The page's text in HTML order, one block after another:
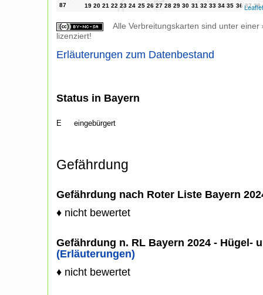
Leaflet
Alle Verbreitungskarten sind unter einer
lizenziert!
Erläuterungen zum Datenbestand
Status in Bayern
E eingebürgert
Gefährdung
Gefährdung nach Roter Liste Bayern
♦ nicht bewertet
Gefährdung n. RL Bayern 2024 - Hügel-
(Erläuterungen)
♦ nicht bewertet